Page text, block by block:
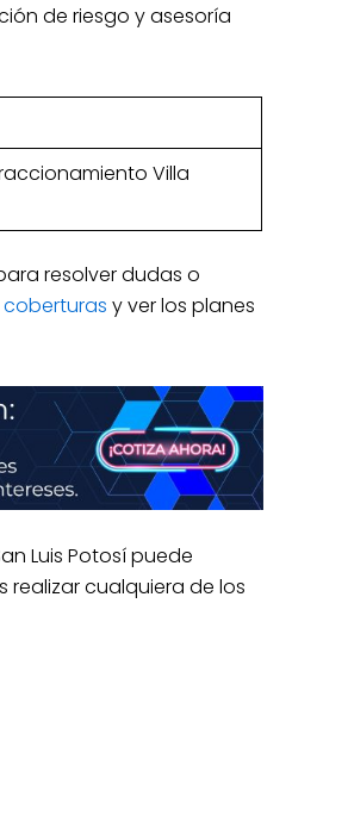
de riesgo y asesoría
Villa
resolver dudas o
coberturas y ver los planes
Luis Potosí puede
realizar cualquiera de los